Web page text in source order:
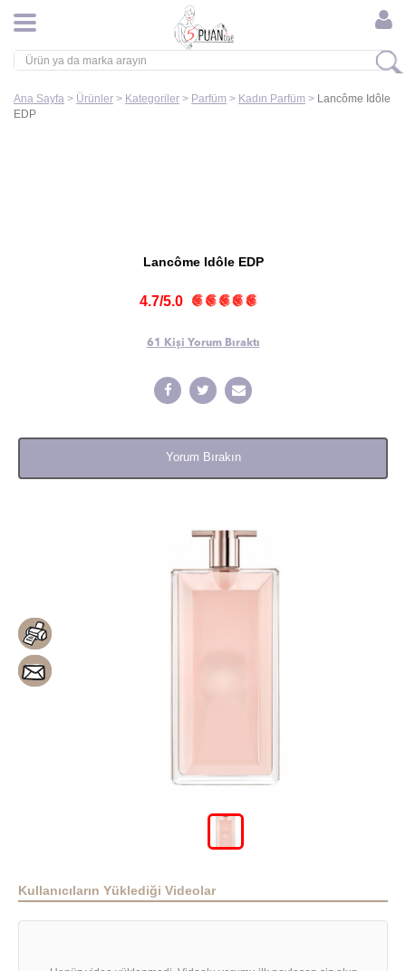
Ana Sayfa > Ürünler > Kategoriler > Parfüm > Kadın Parfüm > Lancôme Idôle
EDP
Lancôme Idôle EDP
4.7/5.0
61 Kişi Yorum Bıraktı
Yorum Bırakın
Kullanıcıların Yüklediği Videolar